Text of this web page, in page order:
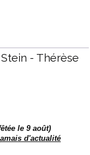
- Thérèse
le 9 août)
d'actualité